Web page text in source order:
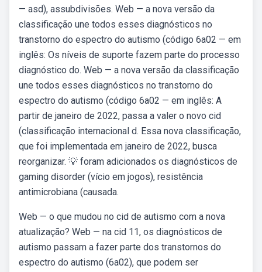
— asd), assubdivisões. Web — a nova versão da
classificação une todos esses diagnósticos no
transtorno do espectro do autismo (código 6a02 — em
inglês: Os níveis de suporte fazem parte do processo
diagnóstico do. Web — a nova versão da classificação
une todos esses diagnósticos no transtorno do
espectro do autismo (código 6a02 — em inglês: A
partir de janeiro de 2022, passa a valer o novo cid
(classificação internacional d. Essa nova classificação,
que foi implementada em janeiro de 2022, busca
reorganizar. 💡 foram adicionados os diagnósticos de
gaming disorder (vício em jogos), resistência
antimicrobiana (causada.
Web — o que mudou no cid de autismo com a nova
atualização? Web — na cid 11, os diagnósticos de
autismo passam a fazer parte dos transtornos do
espectro do autismo (6a02), que podem ser